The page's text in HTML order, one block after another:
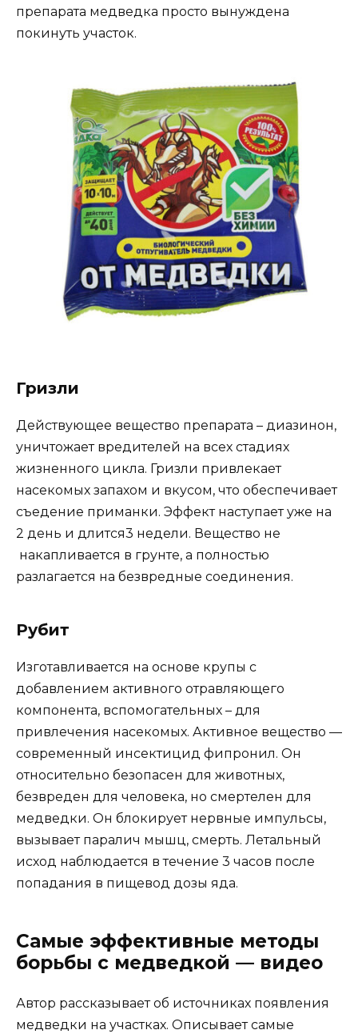
препарата медведка просто вынуждена
покинуть участок.
Гризли
Действующее вещество препарата – диазинон,
уничтожает вредителей на всех стадиях
жизненного цикла. Гризли привлекает
насекомых запахом и вкусом, что обеспечивает
съедение приманки. Эффект наступает уже на
2 день и длится3 недели. Вещество не
накапливается в грунте, а полностью
разлагается на безвредные соединения.
Рубит
Изготавливается на основе крупы с
добавлением активного отравляющего
компонента, вспомогательных – для
привлечения насекомых. Активное вещество —
современный инсектицид фипронил. Он
относительно безопасен для животных,
безвреден для человека, но смертелен для
медведки. Он блокирует нервные импульсы,
вызывает паралич мышц, смерть. Летальный
исход наблюдается в течение 3 часов после
попадания в пищевод дозы яда.
Самые эффективные методы
борьбы с медведкой — видео
Автор рассказывает об источниках появления
медведки на участках. Описывает самые